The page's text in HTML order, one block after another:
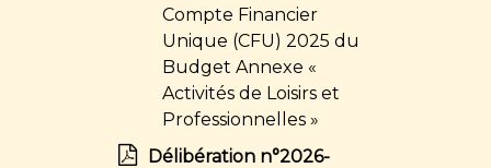
Compte Financier
Unique (CFU) 2025 du
Budget Annexe «
Activités de Loisirs et
Professionnelles »
Délibération n°2026-